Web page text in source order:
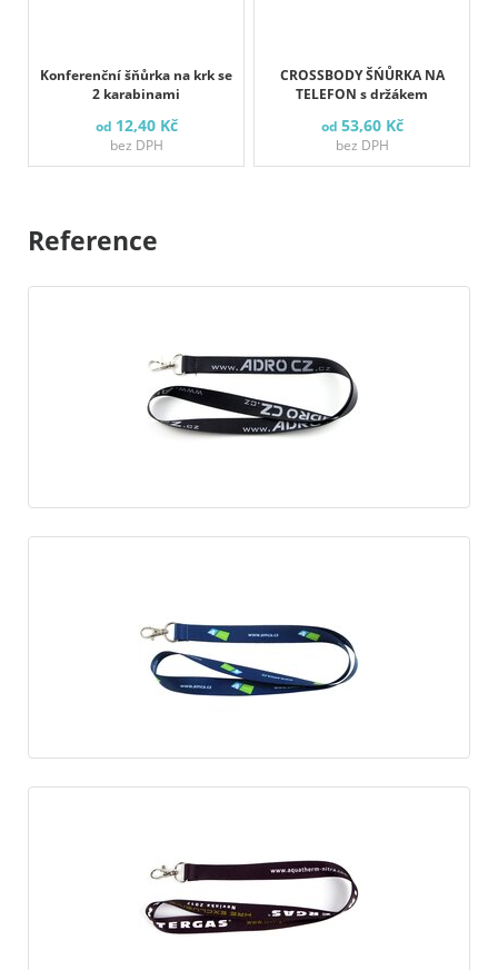
Konferenční šňůrka na krk se
2 karabinami
od 12,40 Kč
bez DPH
CROSSBODY ŠŃŮRKA NA
TELEFON s držákem
od 53,60 Kč
bez DPH
Reference